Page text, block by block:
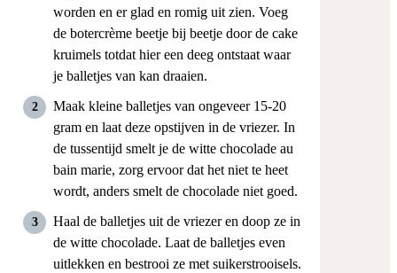
worden en er glad en romig uit zien. Voeg
de botercrème beetje bij beetje door de cake
kruimels totdat hier een deeg ontstaat waar
je balletjes van kan draaien.
Maak kleine balletjes van ongeveer 15-20
gram en laat deze opstijven in de vriezer. In
de tussentijd smelt je de witte chocolade au
bain marie, zorg ervoor dat het niet te heet
wordt, anders smelt de chocolade niet goed.
Haal de balletjes uit de vriezer en doop ze in
de witte chocolade. Laat de balletjes even
uitlekken en bestrooi ze met suikerstrooisels.